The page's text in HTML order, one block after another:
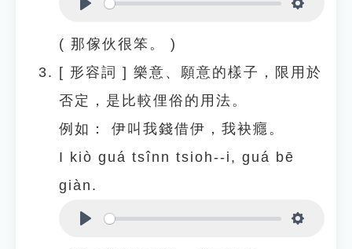
( 那傢伙很笨。 )
[ 形容詞 ] 樂意、願意的樣子，限用於
否定，是比較俚俗的用法。
例如：
伊叫我錢借伊，我袂癮。
I kiò guá tsînn tsioh--i, guá bē
giàn.